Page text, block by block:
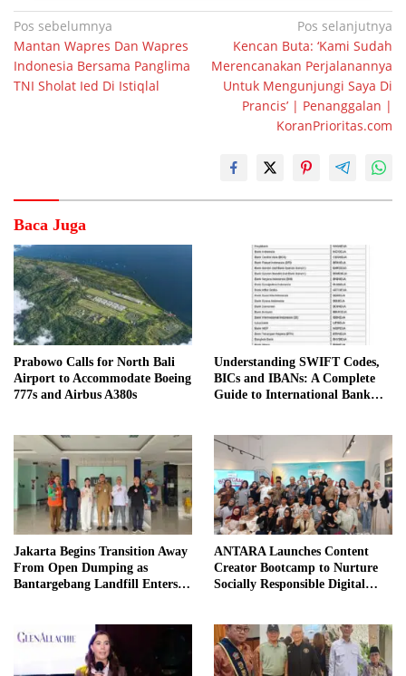
Navigasi
pos
Pos sebelumnya
Mantan Wapres Dan Wapres
Indonesia Bersama Panglima
TNI Sholat Ied Di Istiqlal
Pos selanjutnya
Kencan Buta: ‘Kami Sudah
Merencanakan Perjalanannya
Untuk Mengunjungi Saya Di
Prancis’ | Penanggalan |
KoranPrioritas.com
Baca Juga
Prabowo Calls for North Bali
Airport to Accommodate Boeing
777s and Airbus A380s
Understanding SWIFT Codes,
BICs and IBANs: A Complete
Guide to International Bank
Jakarta Begins Transition Away
From Open Dumping as
Bantargebang Landfill Enters
ANTARA Launches Content
Creator Bootcamp to Nurture
Socially Responsible Digital